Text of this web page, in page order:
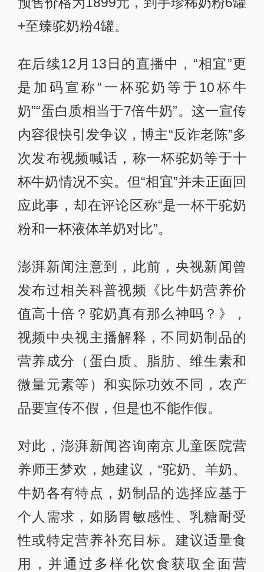
+至臻驼奶粉4罐。
在后续12月13日的直播中，“相宜”更
是加码宣称“一杯驼奶等于10杯牛
奶”“蛋白质相当于7倍牛奶”。这一宣传
内容很快引发争议，博主“反诈老陈”多
次发布视频喊话，称一杯驼奶等于十
杯牛奶情况不实。但“相宜”并未正面回
应此事，却在评论区称“是一杯干驼奶
粉和一杯液体羊奶对比”。
澎湃新闻注意到，此前，央视新闻曾
发布过相关科普视频《比牛奶营养价
值高十倍？驼奶真有那么神吗？》，
视频中央视主播解释，不同奶制品的
营养成分（蛋白质、脂肪、维生素和
微量元素等）和实际功效不同，农产
品要宣传不假，但是也不能作假。
对此，澎湃新闻咨询南京儿童医院营
养师王梦欢，她建议，“驼奶、羊奶、
牛奶各有特点，奶制品的选择应基于
个人需求，如肠胃敏感性、乳糖耐受
性或特定营养补充目标。建议适量食
用，并通过多样化饮食获取全面营